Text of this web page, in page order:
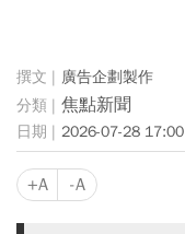
廣告企劃製作
焦點新聞
2026-07-28 17:00
+A -A